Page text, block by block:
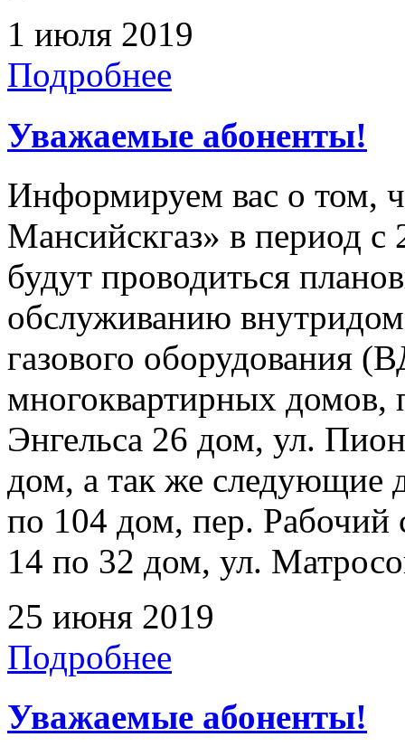
1 июля 2019
Подробнее
Уважаемые абоненты!
Информируем вас о том,
Мансийскгаз» в период с
будут проводиться
обслуживанию
газового
многоквартирных
Энгельса 26 дом, ул.
дом, а так же следующие
по 104 дом, пер.
14 по 32 дом, ул.
25 июня 2019
Подробнее
Уважаемые абоненты!